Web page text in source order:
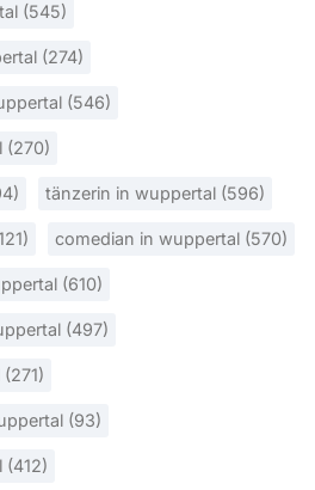
(545)
(274)
(546)
(270)
tänzerin in wuppertal (596)
comedian in wuppertal (570)
(610)
(497)
(93)
(412)